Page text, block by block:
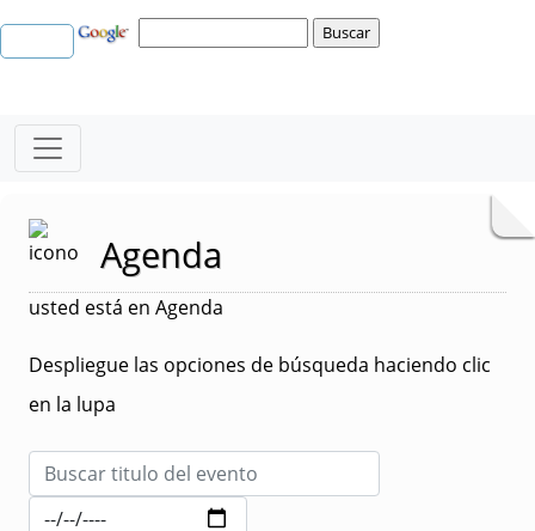
Agenda
usted está en Agenda
Despliegue las opciones de búsqueda haciendo clic
en la lupa